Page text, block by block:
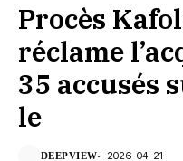
Procès
réclame
35 accusés
le
DEEPVIEW 2026-04-21